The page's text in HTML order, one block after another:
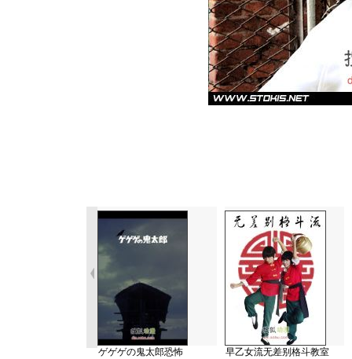
ゲゲゲの鬼太郎恐怖
早乙女流无差别格斗教室